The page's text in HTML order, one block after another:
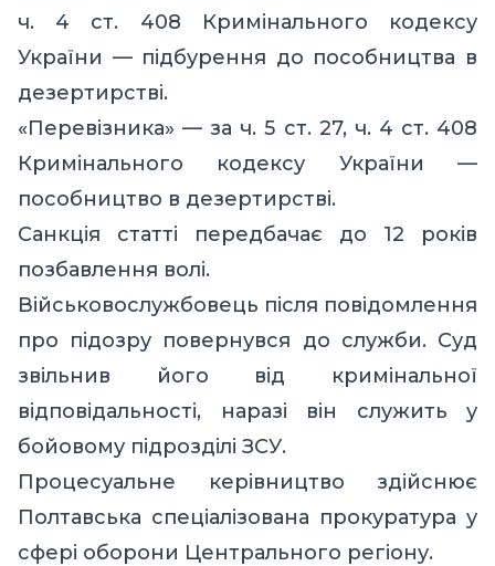
ч. 4 ст. 408 Кримінального кодексу
України — підбурення до пособництва в
дезертирстві.
«Перевізника» — за ч. 5 ст. 27, ч. 4 ст. 408
Кримінального кодексу України —
пособництво в дезертирстві.
Санкція статті передбачає до 12 років
позбавлення волі.
Військовослужбовець після повідомлення
про підозру повернувся до служби. Суд
звільнив його від кримінальної
відповідальності, наразі він служить у
бойовому підрозділі ЗСУ.
Процесуальне керівництво здійснює
Полтавська спеціалізована прокуратура у
сфері оборони Центрального регіону.